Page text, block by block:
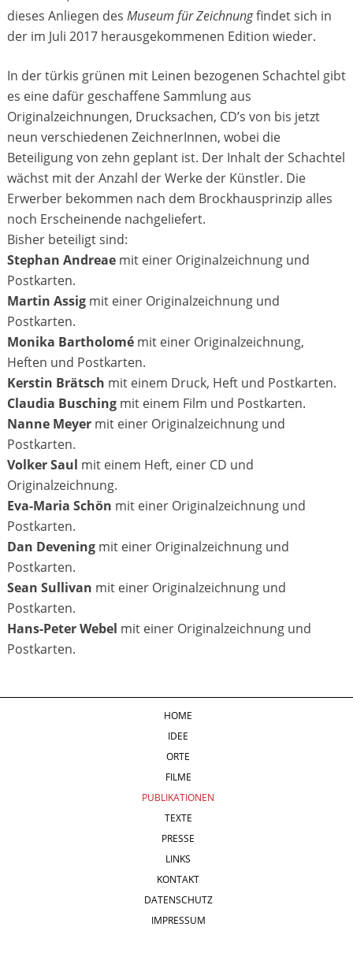
dieses Anliegen des Museum für Zeichnungfindet sich in
der im Juli 2017 herausgekommenen Edition wieder.
In der türkis grünen mit Leinen bezogenen Schachtel gibt
es eine dafür geschaffene Sammlung aus
Originalzeichnungen, Drucksachen, CD’s von bis jetzt
neun verschiedenen ZeichnerInnen, wobei die
Beteiligung von zehn geplant ist. Der Inhalt der Schachtel
wächst mit der Anzahl der Werke der Künstler. Die
Erwerber bekommen nach dem Brockhausprinzip alles
noch Erscheinende nachgeliefert.
Bisher beteiligt sind:
Stephan Andreaemit einer Originalzeichnung und
Postkarten.
Martin Assigmit einer Originalzeichnung und
Postkarten.
Monika Bartholomémit einer Originalzeichnung,
Heften und Postkarten.
Kerstin Brätsch mit einem Druck, Heft und Postkarten.
Claudia Buschingmit einem Film und Postkarten.
Nanne Meyermit einer Originalzeichnung und
Postkarten.
Volker Saul mit einem Heft, einer CD und
Originalzeichnung.
Eva-Maria Schön mit einer Originalzeichnung und
Postkarten.
Dan Deveningmit einer Originalzeichnung und
Postkarten.
Sean Sullivan mit einer Originalzeichnung und
Postkarten.
Hans-Peter Webel mit einer Originalzeichnung und
Postkarten.
HOME
IDEE
ORTE
FILME
PUBLIKATIONEN
TEXTE
PRESSE
LINKS
KONTAKT
DATENSCHUTZ
IMPRESSUM